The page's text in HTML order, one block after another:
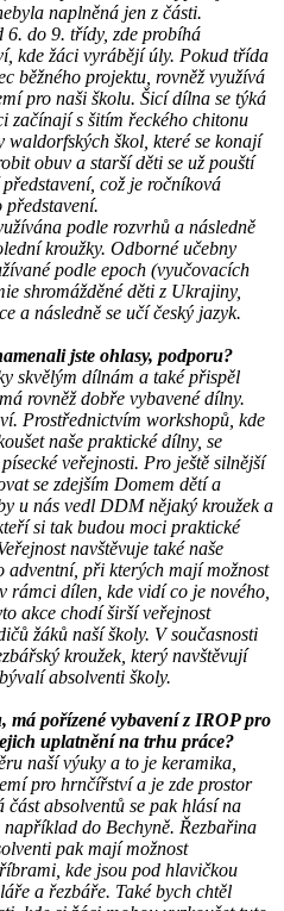
naplněná jen z části.
6. do 9. třídy, zde probíhá
kde žáci vyrábějí úly. Pokud třída
běžného projektu, rovněž využívá
pro naši školu. Šicí dílna se týká
začínají s šitím řeckého chitonu
škol, které se konají
obuv a starší děti se už pouští
což je ročníková
podle rozvrhů a následně
kroužky. Odborné učebny
podle epoch (vyučovacích
shromážděné děti z Ukrajiny,
a následně se učí český jazyk.
jste ohlasy, podporu?
skvělým dílnám a také přispěl
rovněž dobře vybavené dílny.
Prostřednictvím workshopů, kde
naše praktické dílny, se
veřejnosti. Pro ještě silnější
se zdejším Domem dětí a
u nás vedl DDM nějaký kroužek a
si tak budou moci praktické
navštěvuje také naše
při kterých mají možnost
rámci dílen, kde vidí co je nového,
akce chodí širší veřejnost
žáků naší školy. V současnosti
kroužek, který navštěvují
absolventi školy.
pořízené vybavení z IROP pro
uplatnění na trhu práce?
naší výuky a to je keramika,
pro hrnčířství a je zde prostor
absolventů se pak hlásí na
do Bechyně. Řezbařina
pak mají možnost
kde jsou pod hlavičkou
a řezbáře. Také bych chtěl